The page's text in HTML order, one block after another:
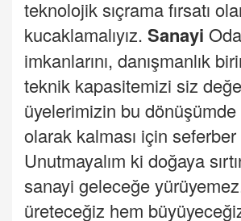
teknolojik sıçrama fırsatı
kucaklamalıyız. Sanayi
imkanlarını, danışmanlık
teknik kapasitemizi siz
üyelerimizin bu
olarak kalması için
Unutmayalım ki doğaya
sanayi geleceğe
üreteceğiz hem